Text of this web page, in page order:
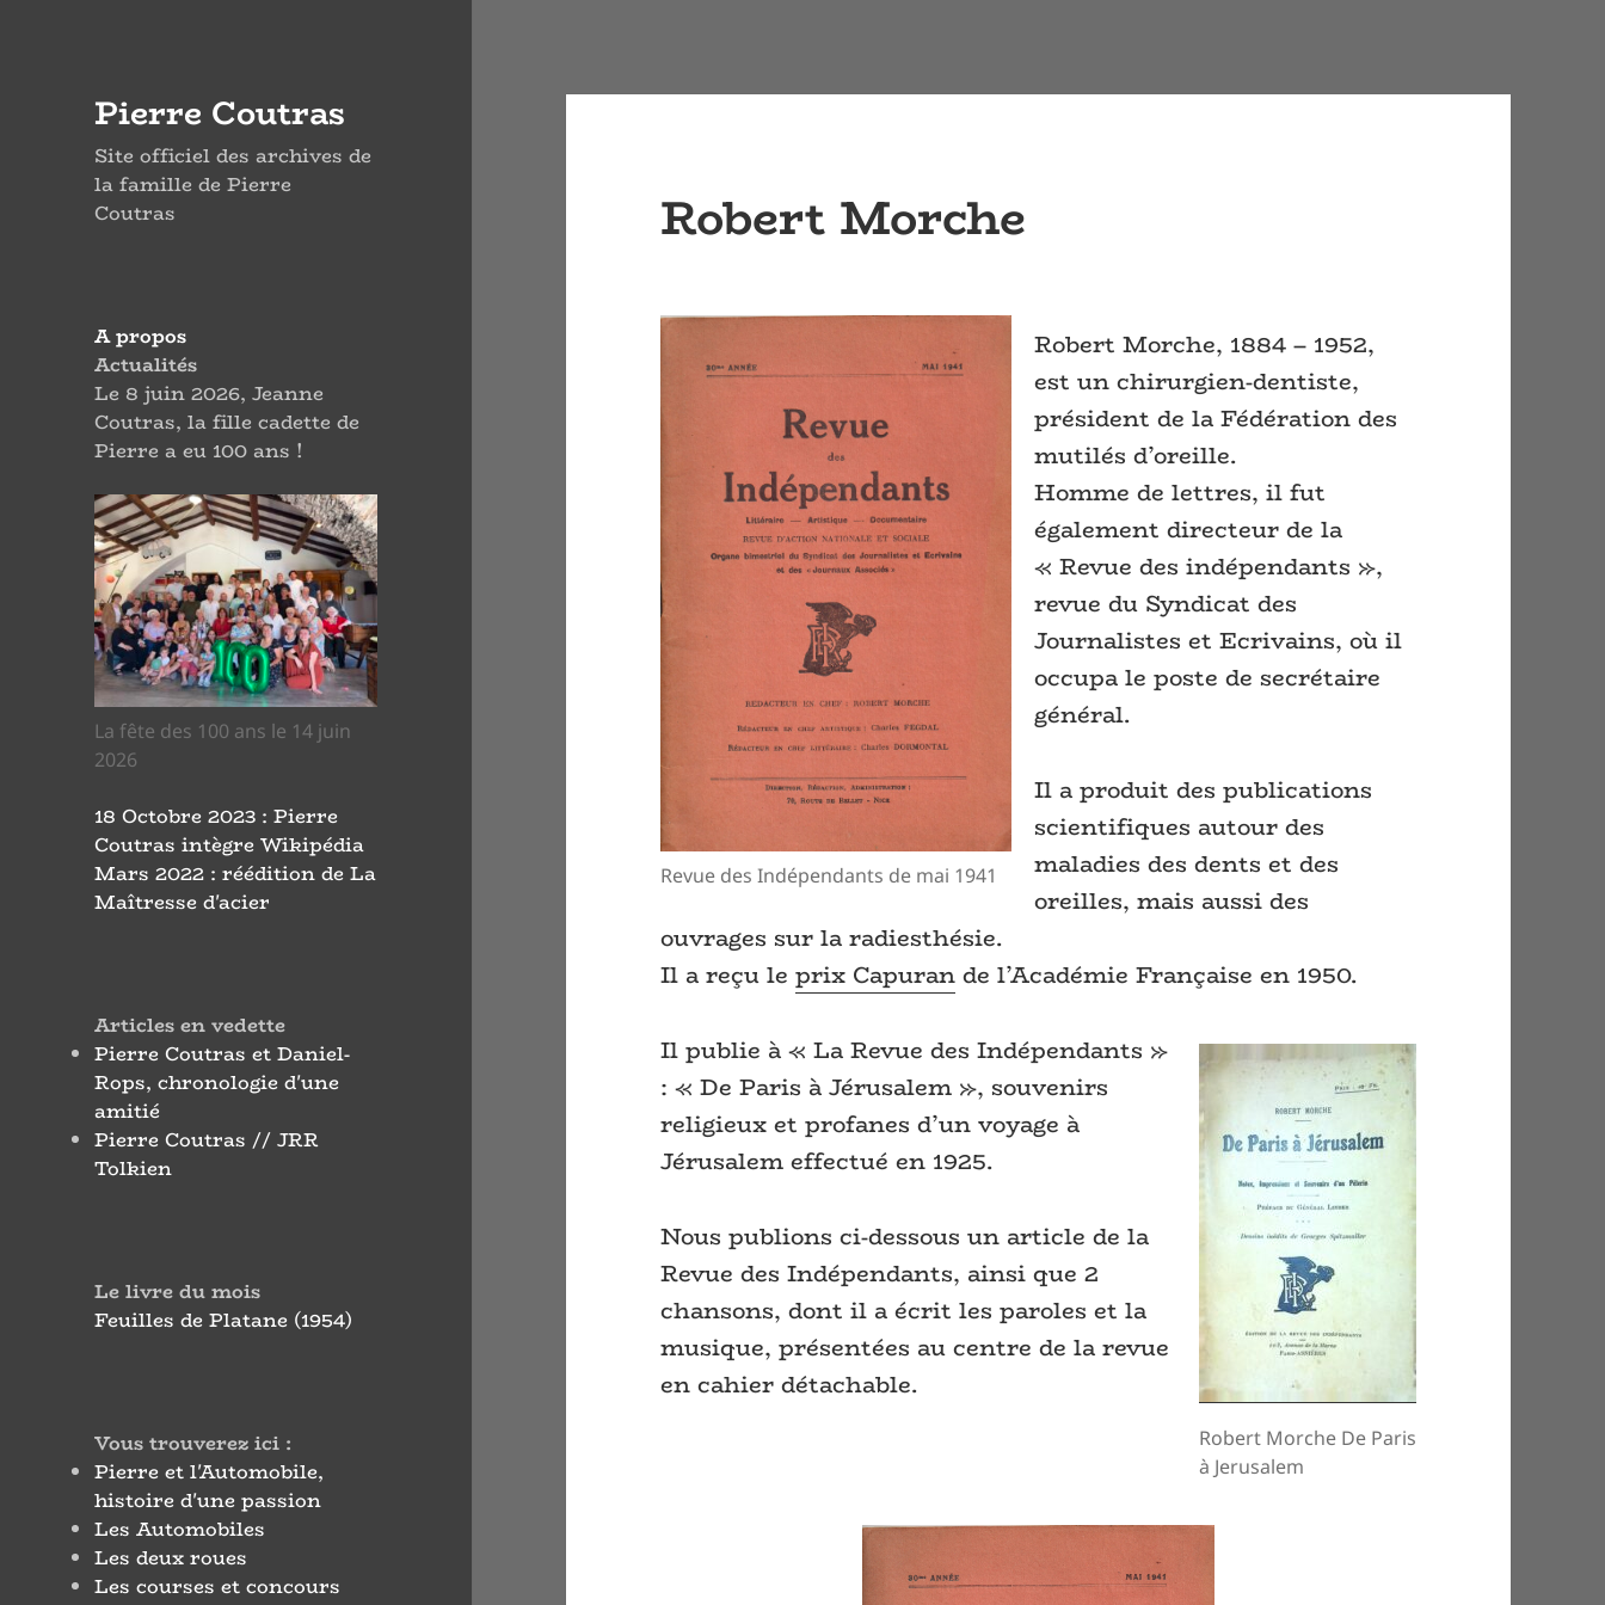
Pierre Coutras
Site officiel des archives de
la famille de Pierre
Coutras
A propos
Actualités
Le 8 juin 2026, Jeanne
Coutras, la fille cadette de
Pierre a eu 100 ans !
La fête des 100 ans le 14 juin
2026
18 Octobre 2023 : Pierre
Coutras intègre Wikipédia
Mars 2022 : réédition de La
Maîtresse d'acier
Articles en vedette
Pierre Coutras et Daniel-
Rops, chronologie d'une
amitié
Pierre Coutras // JRR
Tolkien
Le livre du mois
Feuilles de Platane (1954)
Vous trouverez ici :
Pierre et l'Automobile,
histoire d'une passion
Les Automobiles
Les deux roues
Les courses et concours
Robert Morche
Revue des Indépendants de mai 1941
Robert Morche, 1884 – 1952,
est un chirurgien-dentiste,
président de la Fédération des
mutilés d’oreille.
Homme de lettres, il fut
également directeur de la
« Revue des indépendants »,
revue du Syndicat des
Journalistes et Ecrivains, où il
occupa le poste de secrétaire
général.
Il a produit des publications
scientifiques autour des
maladies des dents et des
oreilles, mais aussi des
ouvrages sur la radiesthésie.
Il a reçu leprix Capuran de l’Académie Française en 1950.
Robert Morche De Paris
à Jerusalem
Il publie à « La Revue des Indépendants »
: « De Paris à Jérusalem », souvenirs
religieux et profanes d’un voyage à
Jérusalem effectué en 1925.
Nous publions ci-dessous un article de la
Revue des Indépendants, ainsi que 2
chansons, dont il a écrit les paroles et la
musique, présentées au centre de la revue
en cahier détachable.